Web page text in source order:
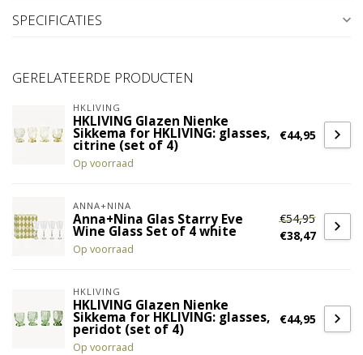
SPECIFICATIES
GERELATEERDE PRODUCTEN
HKLIVING
HKLIVING Glazen Nienke
Sikkema for HKLIVING: glasses,
citrine (set of 4)
Op voorraad
€44,95
ANNA+NINA
Anna+Nina Glas Starry Eve
Wine Glass Set of 4 white
Op voorraad
€54,95
€38,47
HKLIVING
HKLIVING Glazen Nienke
Sikkema for HKLIVING: glasses,
peridot (set of 4)
Op voorraad
€44,95